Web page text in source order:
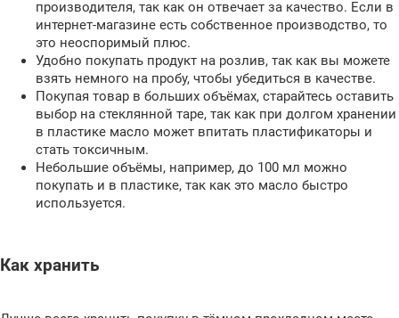
производителя, так как он отвечает за качество. Если в
интернет-магазине есть собственное производство, то
это неоспоримый плюс.
Удобно покупать продукт на розлив, так как вы можете
взять немного на пробу, чтобы убедиться в качестве.
Покупая товар в больших объёмах, старайтесь оставить
выбор на стеклянной таре, так как при долгом хранении
в пластике масло может впитать пластификаторы и
стать токсичным.
Небольшие объёмы, например, до 100 мл можно
покупать и в пластике, так как это масло быстро
используется.
Как хранить